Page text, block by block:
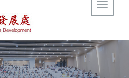
Toggle